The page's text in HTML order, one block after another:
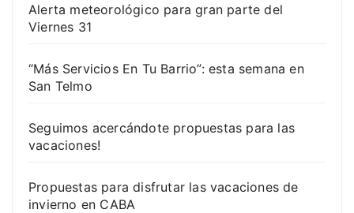
Alerta meteorológico para gran parte del
Viernes 31
“Más Servicios En Tu Barrio”: esta semana en
San Telmo
Seguimos acercándote propuestas para las
vacaciones!
Propuestas para disfrutar las vacaciones de
invierno en CABA